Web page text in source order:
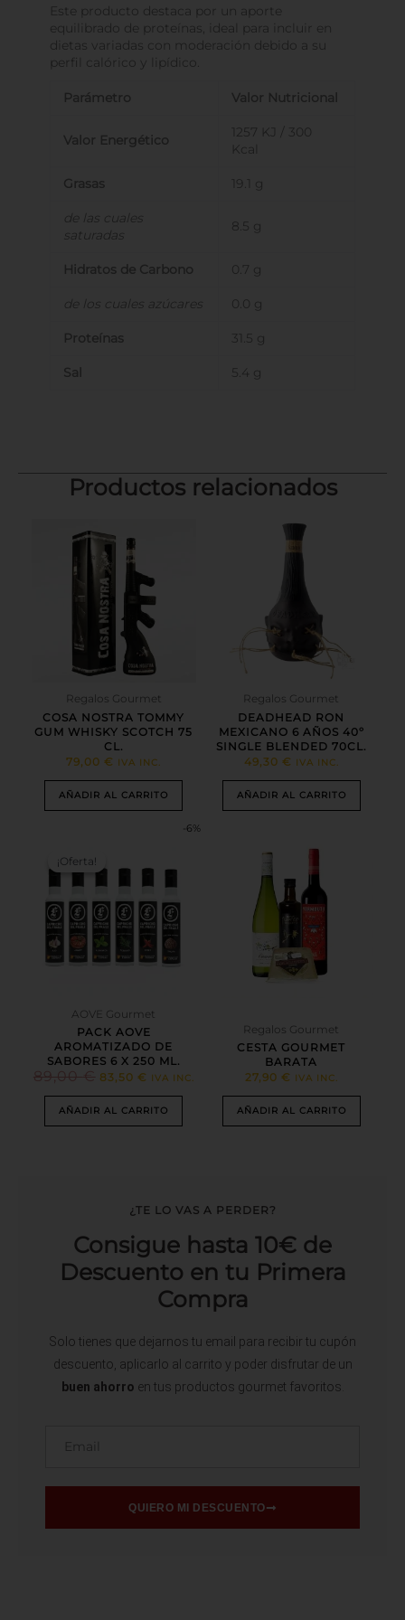
Este producto destaca por un aporte
equilibrado de proteínas, ideal para incluir en
dietas variadas con moderación debido a su
perfil calórico y lipídico.
Parámetro Valor Nutricional
Valor Energético
1257 KJ / 300
Kcal
Grasas 19.1 g
de las cuales
saturadas
8.5 g
Hidratos de Carbono 0.7 g
de los cuales azúcares 0.0 g
Proteínas 31.5 g
Sal 5.4 g
Productos relacionados
Regalos Gourmet
COSA NOSTRA TOMMY
GUM WHISKY SCOTCH 75
CL.
79,00€ IVA INC.
AÑADIR AL CARRITO
Regalos Gourmet
DEADHEAD RON
MEXICANO 6 AÑOS 40º
SINGLE BLENDED 70CL.
49,30 € IVA INC.
AÑADIR AL CARRITO
¡Oferta!
-6%
¡Oferta!
AOVE Gourmet
PACK AOVE
AROMATIZADO DE
SABORES 6 X 250 ML.
89,00€
ORIGINAL
ERA:
83,50 €
ACTUAL
ES:
IVA INC.
AÑADIR AL CARRITO
Regalos Gourmet
CESTA GOURMET
BARATA
27,90 € IVA INC.
AÑADIR AL CARRITO
¿TE LO VAS A PERDER?
Consigue hasta 10€ de
Descuento en tu Primera
Compra
Solo tienes que dejarnos tu email para recibir tu cupón
descuento, aplicarlo al carrito y poder disfrutar de un
buen ahorro en tus productos gourmet favoritos.
QUIERO MI DESCUENTO